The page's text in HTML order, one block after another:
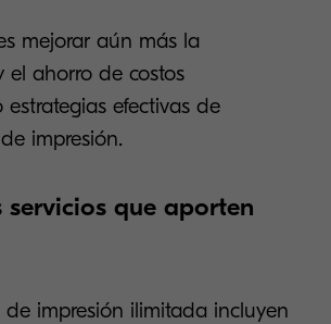
mejorar aún más la
el ahorro de costos
efectivas de
impresión.
que aporten
impresión ilimitada incluyen